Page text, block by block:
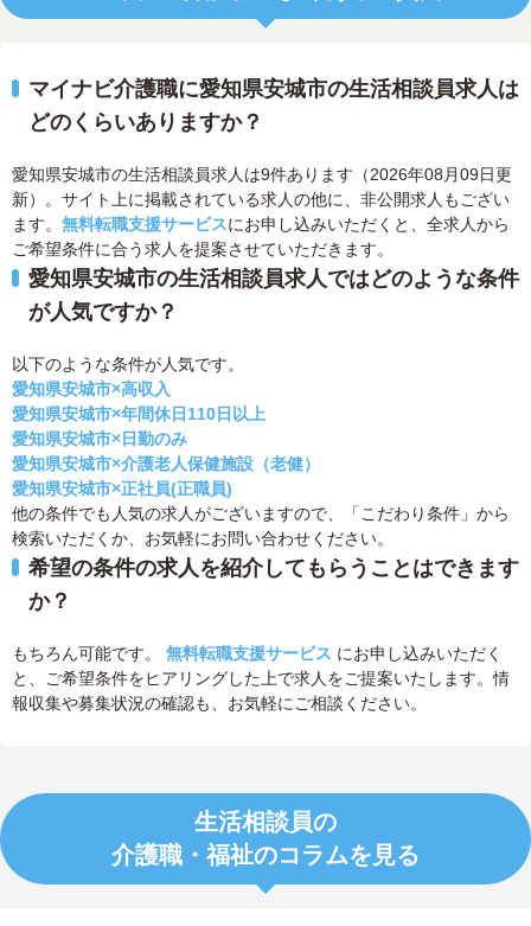
マイナビ介護職に愛知県安城市の生活相談員求人は
どのくらいありますか？
愛知県安城市の生活相談員求人は9件あります（2026年08月09日更
新）。サイト上に掲載されている求人の他に、非公開求人もござい
ます。 無料転職支援サービスにお申し込みいただくと、全求人から
ご希望条件に合う求人を提案させていただきます。
愛知県安城市の生活相談員求人ではどのような条件
が人気ですか？
以下のような条件が人気です。
愛知県安城市×高収入
愛知県安城市×年間休日110日以上
愛知県安城市×日勤のみ
愛知県安城市×介護老人保健施設（老健）
愛知県安城市×正社員(正職員)
他の条件でも人気の求人がございますので、「こだわり条件」から
検索いただくか、お気軽にお問い合わせください。
希望の条件の求人を紹介してもらうことはできます
か？
もちろん可能です。 無料転職支援サービス にお申し込みいただく
と、ご希望条件をヒアリングした上で求人をご提案いたします。情
報収集や募集状況の確認も、お気軽にご相談ください。
生活相談員の
介護職・福祉のコラムを見る